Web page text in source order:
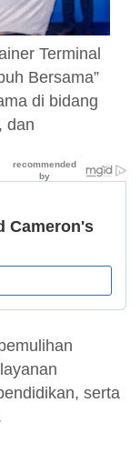
Terminal
Bersama”
di bidang
dan
serta